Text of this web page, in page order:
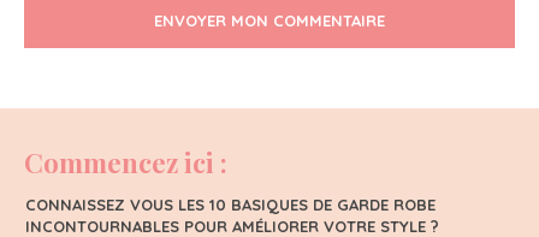
ENVOYER MON COMMENTAIRE
Commencez ici :
CONNAISSEZ VOUS LES 10 BASIQUES DE GARDE ROBE
INCONTOURNABLES POUR AMÉLIORER VOTRE STYLE ?